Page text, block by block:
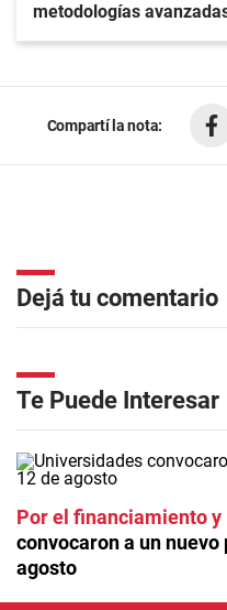
metodologías
Compartí la nota:
Dejá tu comentario
Te Puede Interesar
Por el financiamiento
convocaron a un
agosto